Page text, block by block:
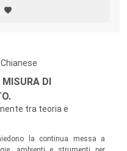
DI
tra teoria e
la continua messa a